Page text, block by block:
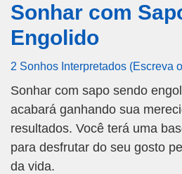
Sonhar com
Engolido
2 Sonhos Interpretados (Escreva
Sonhar com sapo sendo
acabará ganhando sua
resultados. Você terá uma
para desfrutar do seu gosto
da vida.